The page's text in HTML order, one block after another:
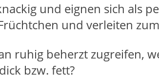
und eignen sich als
und verleiten
ruhig beherzt zugreifen,
bzw. fett?